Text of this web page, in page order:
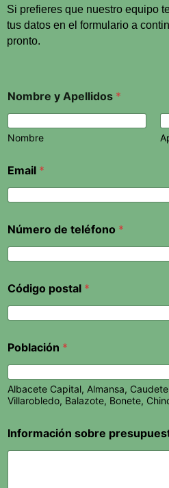
Si prefieres que nuestro equipo
tus datos en el formulario a
pronto.
Nombre y Apellidos *
Nombre
Email *
Número de teléfono *
Código postal *
Población *
Albacete Capital, Almansa,
Villarobledo, Balazote, Bonete,
Información sobre